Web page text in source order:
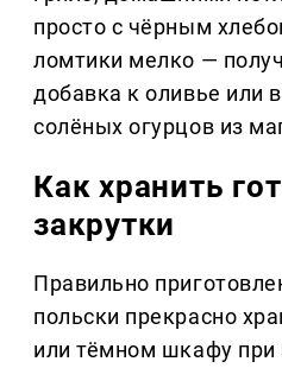
просто с чёрным
ломтики мелко —
добавка к оливье или
солёных огурцов из
Как хранить
закрутки
Правильно
польски прекрасно
или тёмном шкафу при